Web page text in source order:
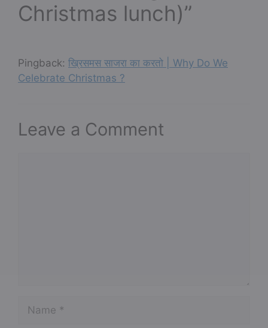
Christmas lunch)”
Pingback: ख्रिसमस साजरा का करतो | Why Do We
Celebrate Christmas ?
Leave a Comment